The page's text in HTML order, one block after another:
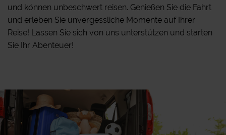
und können unbeschwert reisen. Genießen Sie die Fahrt
und erleben Sie unvergessliche Momente auf Ihrer
Reise! Lassen Sie sich von uns unterstützen und starten
Sie Ihr Abenteuer!